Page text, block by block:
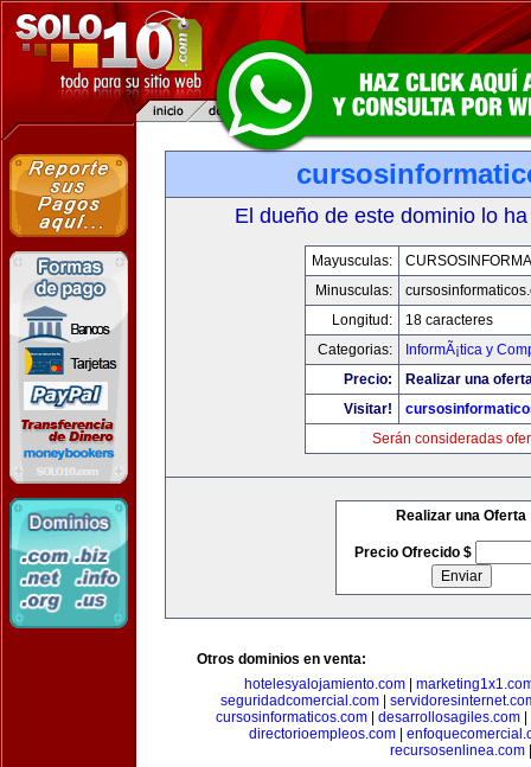
El dueño de este dominio lo
Mayusculas:
Minusculas:
Longitud:
18 caracteres
Categorias:
InformÃ¡tica y
Precio:
Realizar una
Visitar!
Serán consideradas
Realizar una Oferta
Precio Ofrecido $
Otros dominios en venta:
hotelesyalojamiento.com|
seguridadcomercial.com|
cursosinformaticos.com
desarrollosagiles.com
directorioempleos.com
recursosenlinea.com